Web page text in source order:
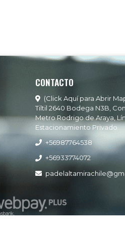
CONTACTO
(Click Aquí para Abrir
Tiltil 2640 Bodega N3B,
Metro Rodrigo de Araya,
Estacionamiento Privado
+56987764538
+56933774072